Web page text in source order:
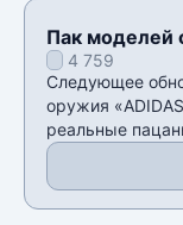
Пак моделей
4 759
Следующее
оружия
реальные